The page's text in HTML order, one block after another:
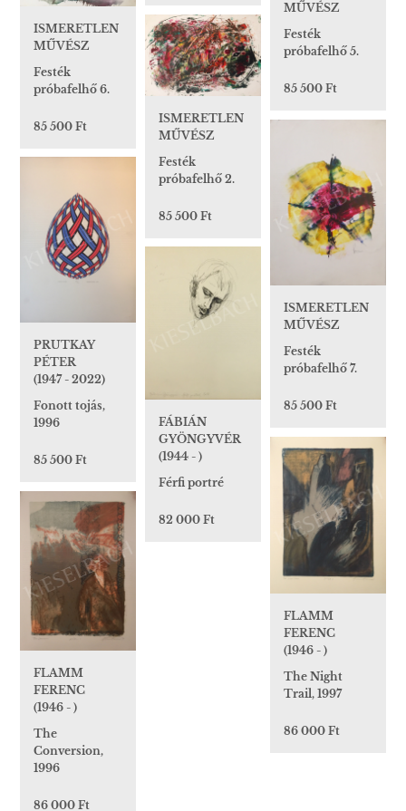
MŰVÉSZ
Festék
próbafelhő 5.
85 500 Ft
ISMERETLEN
MŰVÉSZ
Festék
próbafelhő 6.
85 500 Ft
ISMERETLEN
MŰVÉSZ
Festék
próbafelhő 2.
85 500 Ft
ISMERETLEN
MŰVÉSZ
Festék
próbafelhő 7.
85 500 Ft
PRUTKAY
PÉTER
(1947 - 2022)
Fonott tojás,
1996
85 500 Ft
FÁBIÁN
GYÖNGYVÉR
(1944 - )
Férfi portré
82 000 Ft
FLAMM
FERENC
(1946 - )
The Night
Trail, 1997
86 000 Ft
FLAMM
FERENC
(1946 - )
The
Conversion,
1996
86 000 Ft